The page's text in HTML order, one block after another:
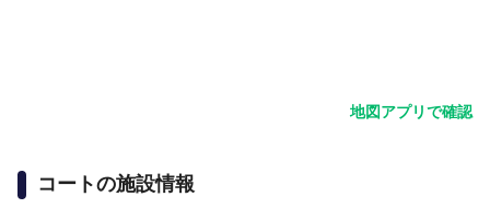
地図アプリで確認
コートの施設情報